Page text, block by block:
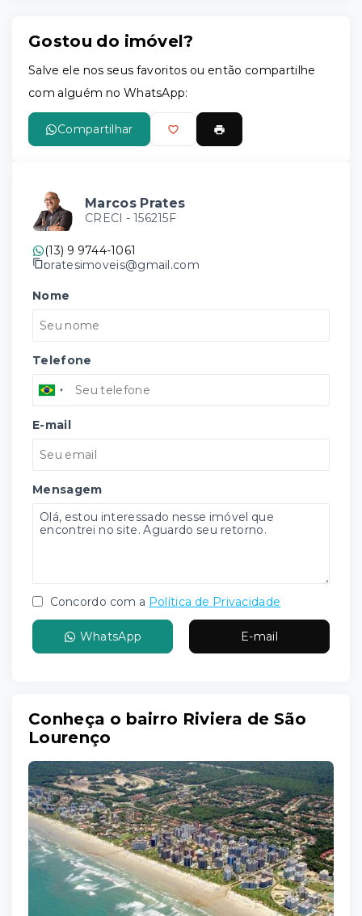
Gostou do imóvel?
Salve ele nos seus favoritos ou então compartilhe
com alguém no WhatsApp:
Compartilhar
Marcos Prates
CRECI - 156215F
(13) 9 9744-1061
pratesimoveis@gmail.com
Nome
Telefone
E-mail
Mensagem
Concordo com a Política de Privacidade
WhatsApp E-mail
Conheça o bairro Riviera de São
Lourenço